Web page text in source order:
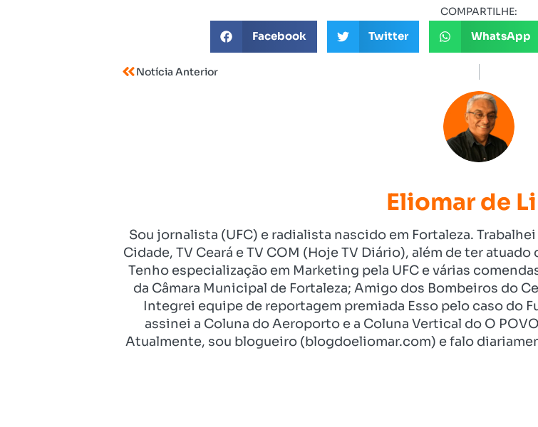
COMPARTILHE:
Facebook Twitter WhatsApp
Notícia Anterior
Eliomar de
Sou jornalista (UFC) e radialista nascido em Fortaleza.
Cidade, TV Ceará e TV COM (Hoje TV Diário), além de ter
Tenho especialização em Marketing pela UFC e várias
da Câmara Municipal de Fortaleza; Amigo dos Bombeiros do
Integrei equipe de reportagem premiada Esso pelo caso do
assinei a Coluna do Aeroporto e a Coluna Vertical do O
Atualmente, sou blogueiro (blogdoeliomar.com) e falo